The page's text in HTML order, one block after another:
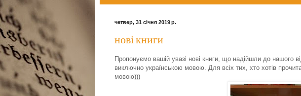
четвер, 31 січня 2019 р.
нові книги
Пропонуємо вашій увазі нові книги, що надійшли до нашого
виключно українською мовою. Для всіх тих, хто хотів
мовою)))